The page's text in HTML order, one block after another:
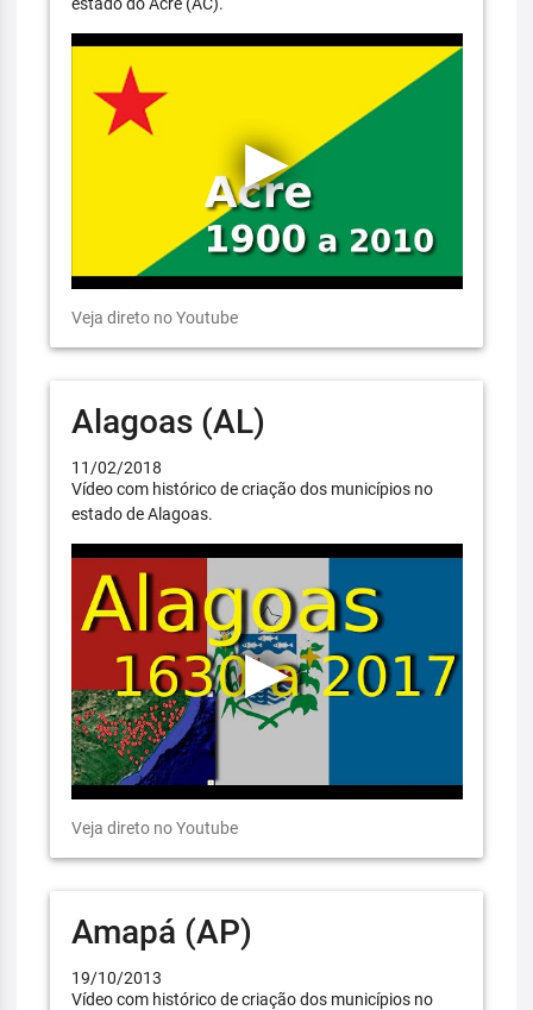
Veja direto no Youtube
Alagoas (AL)
11/02/2018
Vídeo com histórico de criação dos municípios no
estado de Alagoas.
Veja direto no Youtube
Amapá (AP)
19/10/2013
Vídeo com histórico de criação dos municípios no